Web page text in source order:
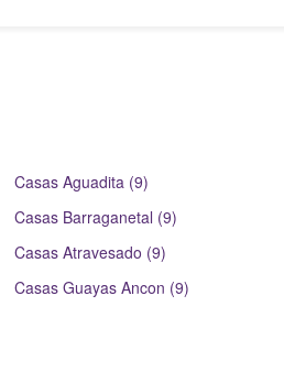
Casas Aguadita (9)
Casas Barraganetal (9)
Casas Atravesado (9)
Casas Guayas Ancon (9)